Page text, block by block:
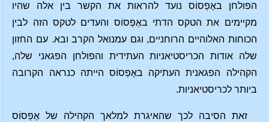
הפולחן באֶפְסוֹס נועד להראות את הקשר בין אלה שהיו
מקיימים את הטקס הדתי באֶפְסוֹס והעדים לטקס הזה לבין
הכוחות האלוהיים הרוחניים, וגם עמנואל הקרב ובא. עם החזון
שלה אודות הכריסטיאניות העתידית והפולחן הפגאני שלה,
הקהילה הפגאנית העתיקה באֶפְסוֹס הייתה כנראה הקרובה
ביותר לכריסטיאניות.
זאת הסיבה לכך שהאיגרת למלאך הקהילה של אֶפְסוֹס